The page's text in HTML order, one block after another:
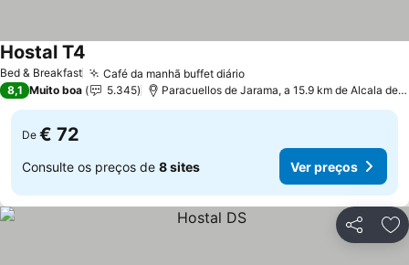
Bed & Breakfast Café da manhã buffet diário
Hostal T4
8,1 Muito boa 5.345 Paracuellos de Jarama, a 15.9 km de Alcala de Henares
De € 72
Consulte os preços de 8 sites Ver preços
Partilhar